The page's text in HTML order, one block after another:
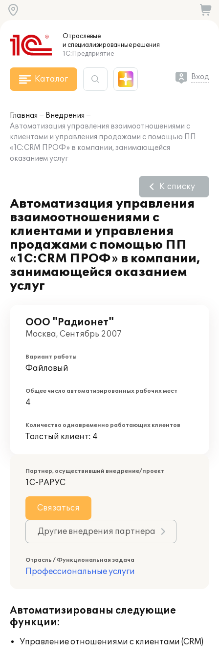
Отраслевые
и специализированныерешения
1С:Предприятие
Каталог Вход
Главная
Внедрения
Автоматизация управления взаимоотношениями с
клиентами и управления продажами с помощью ПП
«1С:CRM ПРОФ» в компании, занимающейся
оказанием услуг
Автоматизация управления
взаимоотношениями с
клиентами и управления
продажами с помощью ПП
«1С:CRM ПРОФ» в компании,
занимающейся оказанием
услуг
К списку
ООО "Радионет"
Москва, Сентябрь 2007
Вариант работы
Файловый
Общее число автоматизированных рабочих мест
4
Количество одновременно работающих клиентов
Толстый клиент: 4
Партнер, осуществивший внедрение/проект
1С-РАРУС
Связаться
Другие внедрения партнера
Отрасль / Функциональная задача
Профессиональные услуги
Автоматизированы следующие
функции:
Управление отношениями с клиентами (CRM)